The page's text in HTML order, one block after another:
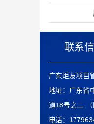
学扩建项目
格采
2024-2025
务资格
中山火炬开
2024-2025
格采
中山220千
平整
会展中心副
水维
中山市卓雅
工
神涌“南洋
中山市卓雅
洁、绿化、
包
中山市卓雅
包
中山市卓
洁、绿化、
包项目
2022-2023
务资格采购
中山火炬开
楼宇销售广
澄
会展中心副
中山市卓雅
灯光系统
中山火炬城
园项目第
中山市卓雅
包项
中山市卓雅
洁、绿化、
包项
创意区商务
下室通风排
投资大厦、
中山火炬城
园
联系
广东炬友项目
地址：广东省
道18号之二 （
电话：